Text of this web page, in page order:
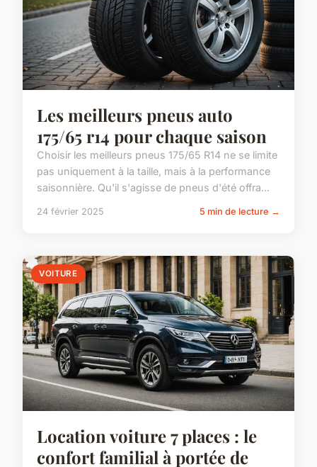
Les meilleurs pneus auto
175/65 r14 pour chaque saison
Choisir les meilleurs pneus 175/65 R14 ne se limite
pas uniquement à la taille, mais à la performance
saisonnière. Qu'il s'agisse de pneus d'été offra...
24 février 2025 5 min de lecture →
VOITURE
Location voiture 7 places : le
confort familial à portée de